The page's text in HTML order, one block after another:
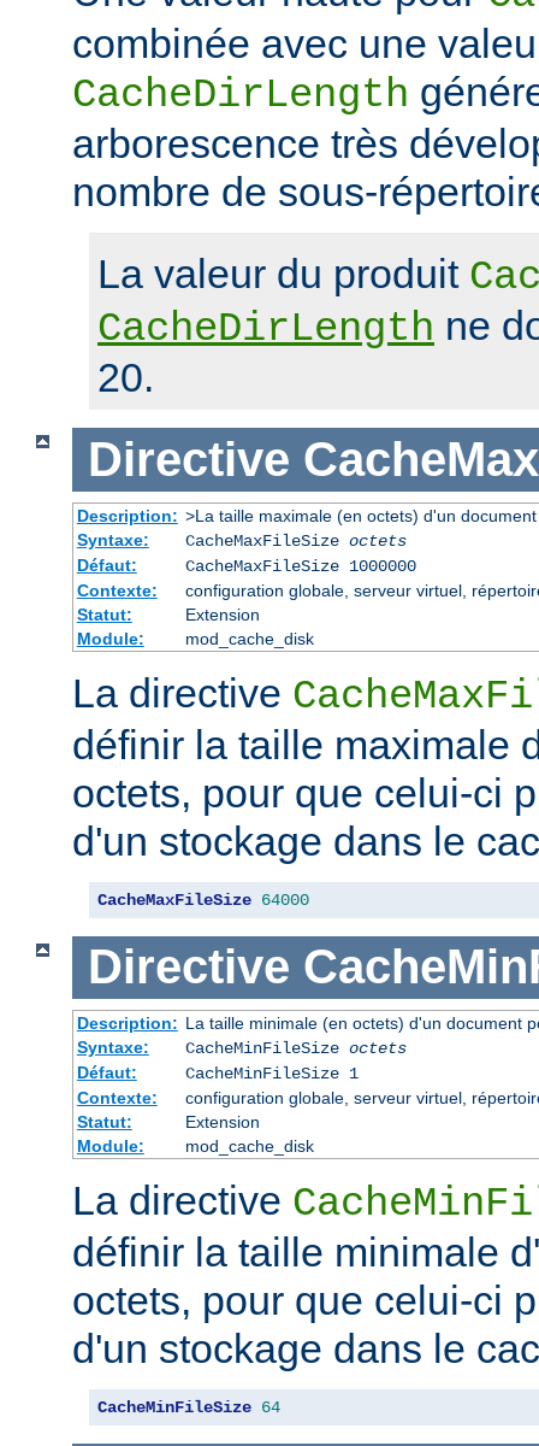
combinée avec une
CacheDirLength
arborescence très
nombre de sous-
La valeur du produit
CacheDirLength ne
20.
Directive
Description: >La taille maximale (en octets) d'un
Syntaxe:
CacheMaxFileSize octets
Défaut:
CacheMaxFileSize 1000000
Contexte:
configuration globale, serveur virtuel,
Statut:
Extension
Module:
mod_cache_disk
La directive
définir la taille maximale
octets, pour que celui-ci
d'un stockage dans le
CacheMaxFileSize 64000
Directive
Description: La taille minimale (en octets) d'un document
Syntaxe:
CacheMinFileSize octets
Défaut:
CacheMinFileSize 1
Contexte:
configuration globale, serveur virtuel,
Statut:
Extension
Module:
mod_cache_disk
La directive
définir la taille minimale
octets, pour que celui-ci
d'un stockage dans le
CacheMinFileSize 64